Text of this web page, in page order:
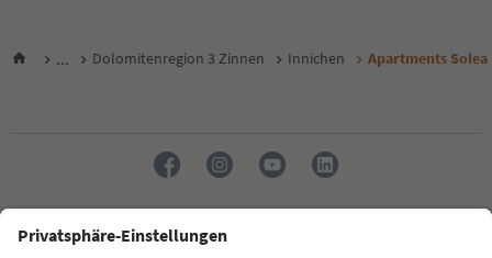
... Dolomitenregion 3 Zinnen Innichen Apartments Solea
Sprache: Deutsch